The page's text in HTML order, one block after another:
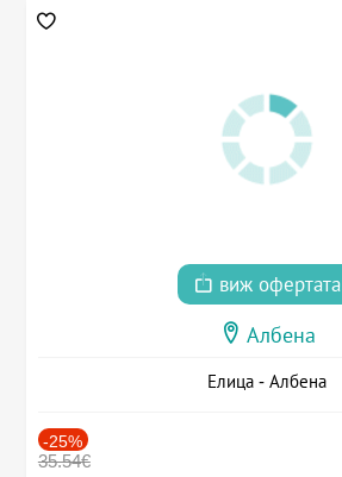
виж офертата
Албена
Елица - Албена
-25%
35.54€